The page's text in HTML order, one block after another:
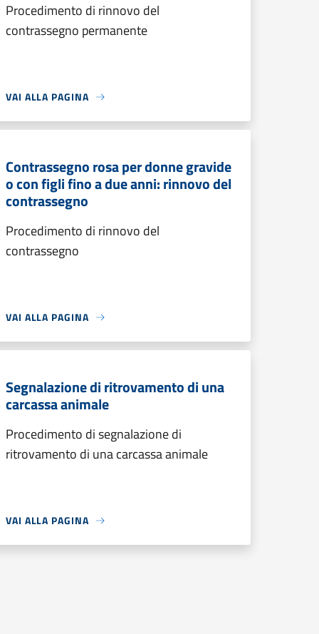
Procedimento di rinnovo del
contrassegno permanente
VAI ALLA PAGINA
Contrassegno rosa per donne gravide
o con figli fino a due anni: rinnovo del
contrassegno
Procedimento di rinnovo del
contrassegno
VAI ALLA PAGINA
Segnalazione di ritrovamento di una
carcassa animale
Procedimento di segnalazione di
ritrovamento di una carcassa animale
VAI ALLA PAGINA